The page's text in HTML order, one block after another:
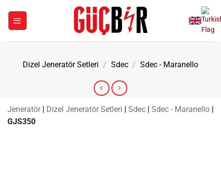
Dizel Jeneratör Setleri / Sdec / Sdec - Maranello
Jeneratör | Dizel Jeneratör Setleri | Sdec | Sdec - Maranello |
GJS350